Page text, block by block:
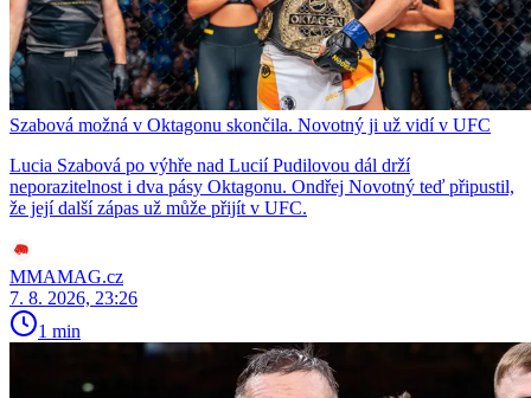
Szabová možná v Oktagonu skončila. Novotný ji už vidí v UFC
Lucia Szabová po výhře nad Lucií Pudilovou dál drží
neporazitelnost i dva pásy Oktagonu. Ondřej Novotný teď připustil,
že její další zápas už může přijít v UFC.
MMAMAG.cz
7. 8. 2026, 23:26
1 min